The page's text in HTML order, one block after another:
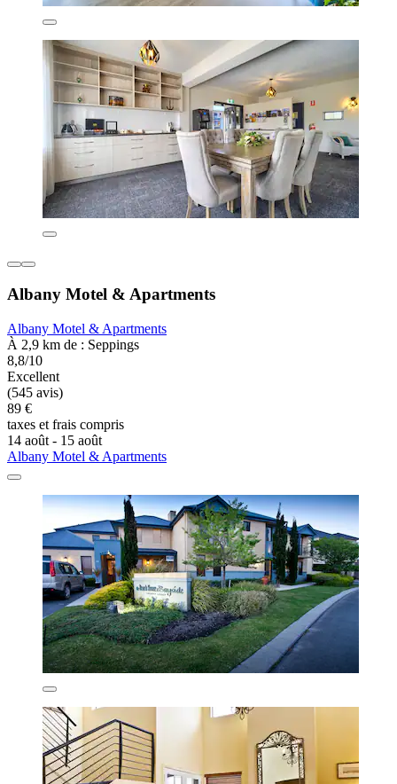
Albany Motel & Apartments
Albany Motel & Apartments
À 2,9 km de : Seppings
8,8/10
Excellent
(545 avis)
89 €
taxes et frais compris
14 août - 15 août
Albany Motel & Apartments